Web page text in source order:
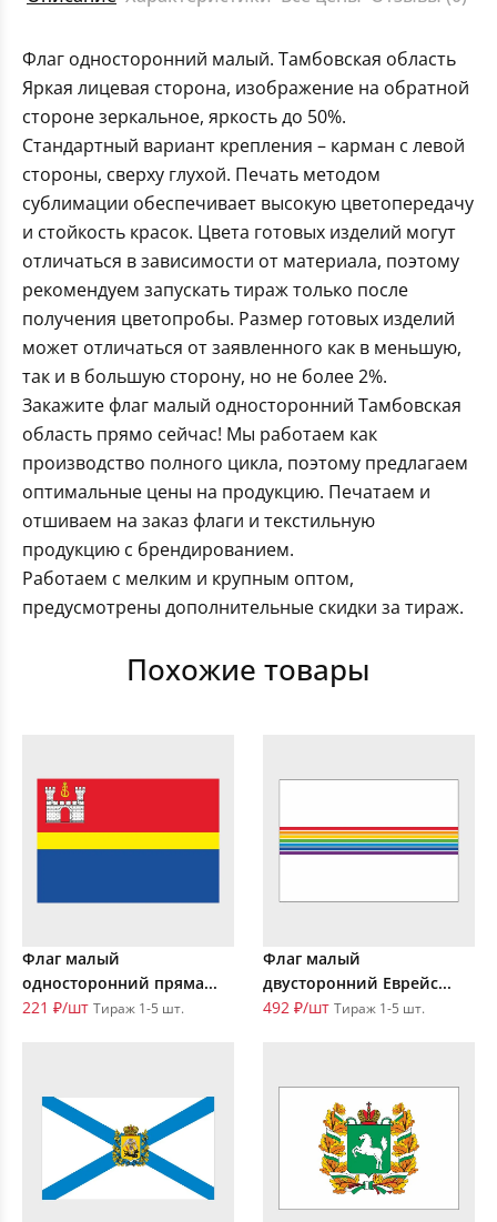
Флаг односторонний малый. Тамбовская область
Яркая лицевая сторона, изображение на обратной
стороне зеркальное, яркость до 50%.
Стандартный вариант крепления – карман с левой
стороны, сверху глухой. Печать методом
сублимации обеспечивает высокую цветопередачу
и стойкость красок. Цвета готовых изделий могут
отличаться в зависимости от материала, поэтому
рекомендуем запускать тираж только после
получения цветопробы. Размер готовых изделий
может отличаться от заявленного как в меньшую,
так и в большую сторону, но не более 2%.
Закажите флаг малый односторонний Тамбовская
область прямо сейчас! Мы работаем как
производство полного цикла, поэтому предлагаем
оптимальные цены на продукцию. Печатаем и
отшиваем на заказ флаги и текстильную
продукцию с брендированием.
Работаем с мелким и крупным оптом,
предусмотрены дополнительные скидки за тираж.
Похожие товары
Флаг малый
односторонний пряма...
221 ₽/шт Тираж 1-5 шт.
Флаг малый
двусторонний Еврейс...
492 ₽/шт Тираж 1-5 шт.